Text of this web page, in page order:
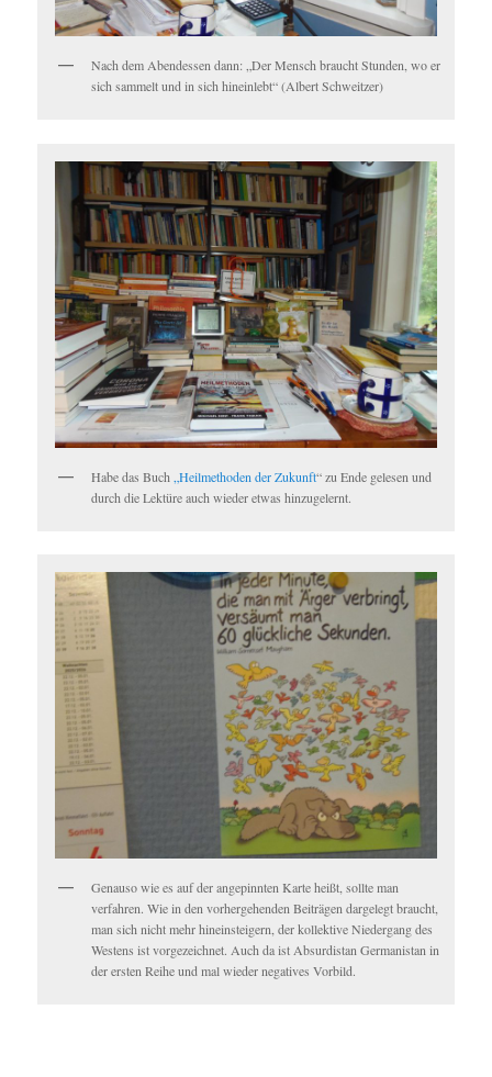
Nach dem Abendessen dann: „Der Mensch braucht Stunden, wo er
sich sammelt und in sich hineinlebt“ (Albert Schweitzer)
Habe das Buch „Heilmethoden der Zukunft“ zu Ende gelesen und
durch die Lektüre auch wieder etwas hinzugelernt.
Genauso wie es auf der angepinnten Karte heißt, sollte man
verfahren. Wie in den vorhergehenden Beiträgen dargelegt braucht,
man sich nicht mehr hineinsteigern, der kollektive Niedergang des
Westens ist vorgezeichnet. Auch da ist Absurdistan Germanistan in
der ersten Reihe und mal wieder negatives Vorbild.